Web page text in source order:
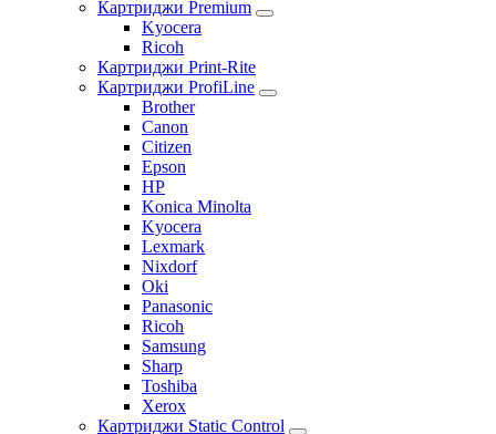
Картриджи Premium
Kyocera
Ricoh
Картриджи Print-Rite
Картриджи ProfiLine
Brother
Canon
Citizen
Epson
HP
Konica Minolta
Kyocera
Lexmark
Nixdorf
Oki
Panasonic
Ricoh
Samsung
Sharp
Toshiba
Xerox
Картриджи Static Control